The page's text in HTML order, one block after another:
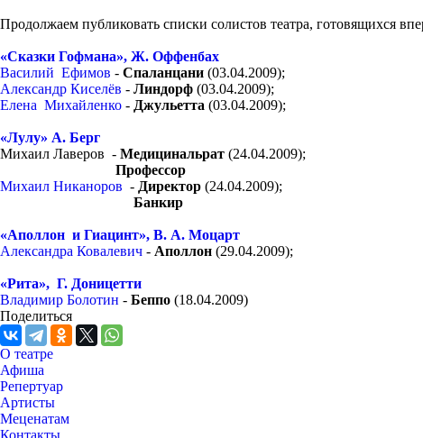
Продолжаем публиковать списки солистов театра, готовящихся
«Сказки Гофмана», Ж. Оффенбах
Василий Ефимов - Спаланцани (03.04.2009);
Александр Киселёв - Линдорф (03.04.2009);
Елена Михайленко - Джульетта (03.04.2009);
«Лулу» А. Берг
Михаил Лаверов - Медицинальрат (24.04.2009);
Профессор
Михаил Никаноров - Директор (24.04.2009);
Банкир
«Аполлон и Гиацинт», В. А. Моцарт
Александра Ковалевич - Аполлон (29.04.2009);
«Рита», Г. Доницетти
Владимир Болотин - Беппо (18.04.2009)
Поделиться
О театре
Афиша
Репертуар
Артисты
Меценатам
Контакты